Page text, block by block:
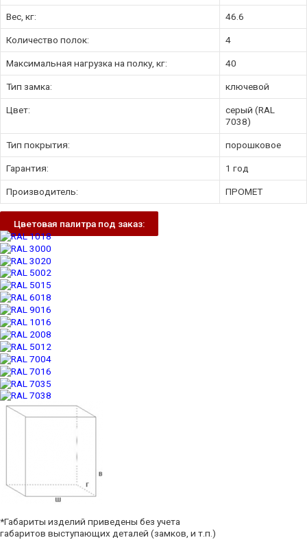
Вес, кг: 46.6
Количество полок: 4
Максимальная нагрузка на полку, кг: 40
Тип замка: ключевой
Цвет:
серый (RAL
7038)
Тип покрытия: порошковое
Гарантия: 1 год
Производитель: ПРОМЕТ
Цветовая палитра под заказ:
*Габариты изделий приведены без учета
габаритов выступающих деталей (замков, и т.п.)